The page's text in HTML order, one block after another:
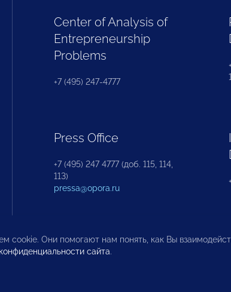
Center of Analysis of
Entrepreneurship
Problems
+7 (495) 247-4777
Press Office
+7 (495) 247 4777 (доб. 115, 114,
113)
pressa@opora.ru
cookie. Они помогают нам понять, как Вы
сайта.